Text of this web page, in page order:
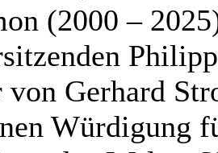
(2000 –
von Gerhard
Würdigung